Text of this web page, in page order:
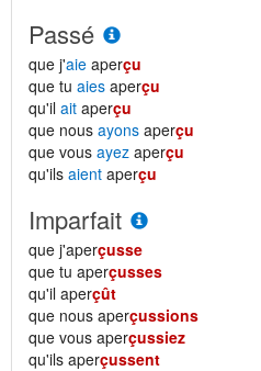
Passé
que j'aie aperçu
que tu aies aperçu
qu'il ait aperçu
que nous ayons aperçu
que vous ayez aperçu
qu'ils aient aperçu
Imparfait
que j'aperçusse
que tu aperçusses
qu'il aperçût
que nous aperçussions
que vous aperçussiez
qu'ils aperçussent